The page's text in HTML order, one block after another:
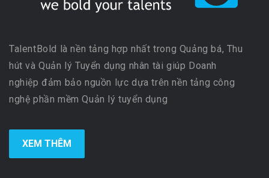
TalentBold là nền tảng hợp nhất trong Quảng bá, Thu
hút và Quản lý Tuyển dụng nhân tài giúp Doanh
nghiệp đảm bảo nguồn lực dựa trên nền tảng công
nghệ phần mềm Quản lý tuyển dụng
XEM THÊM